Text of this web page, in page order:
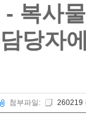
- 복사
담당자
첨부파일: 260219